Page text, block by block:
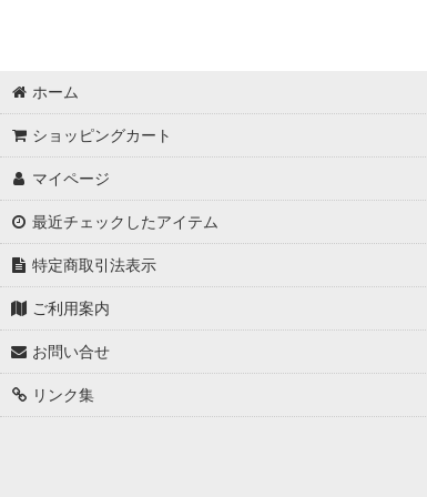
ホーム
ショッピングカート
マイページ
最近チェックしたアイテム
特定商取引法表示
ご利用案内
お問い合せ
リンク集